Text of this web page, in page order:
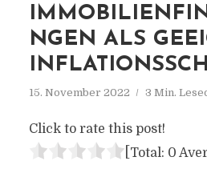
NGEN ALS
15. November 2022 3 Min.
Click to rate this post!
[Total: 0